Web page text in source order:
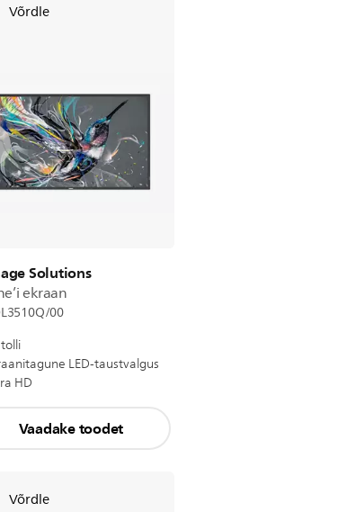
Võrdle
Solutions
ekraan
00
LED-taustvalgus
HD
Vaadake toodet
Võrdle